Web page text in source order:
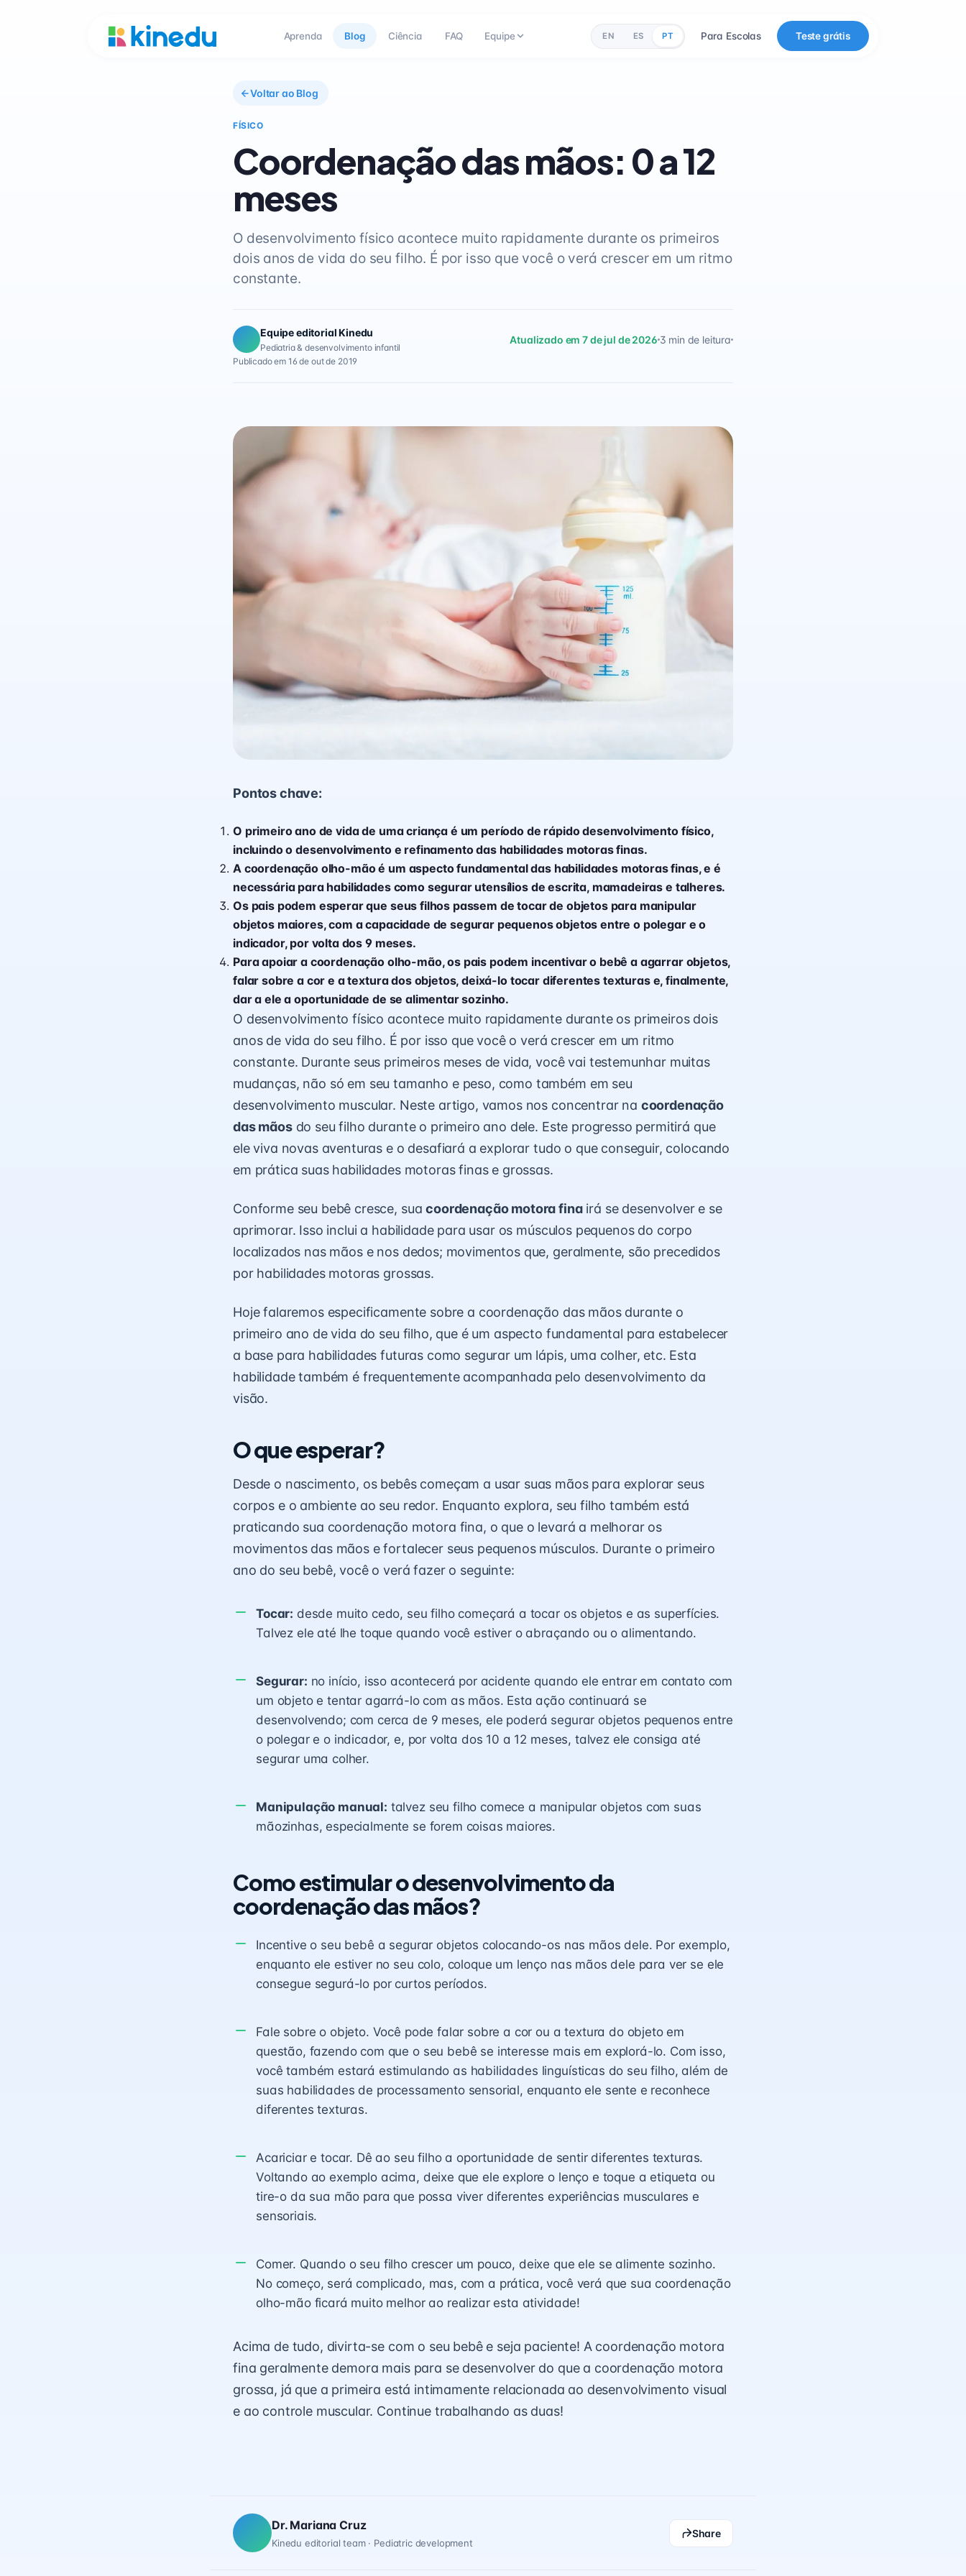
Aprenda Blog Ciência FAQ Equipe EN ES PT Para Escolas Teste grátis
Voltar ao Blog
FÍSICO
Coordenação das mãos: 0 a 12
meses
O desenvolvimento físico acontece muito rapidamente durante os primeiros
dois anos de vida do seu filho. É por isso que você o verá crescer em um ritmo
constante.
Equipe editorial Kinedu
Pediatria & desenvolvimento infantil
Atualizado em 7 de jul de 2026 3 min de leitura
Publicado em 16 de out de 2019
Pontos chave:
O primeiro ano de vida de uma criança é um período de rápido desenvolvimento físico,
incluindo o desenvolvimento e refinamento das habilidades motoras finas.
A coordenação olho-mão é um aspecto fundamental das habilidades motoras finas, e é
necessária para habilidades como segurar utensílios de escrita, mamadeiras e talheres.
Os pais podem esperar que seus filhos passem de tocar de objetos para manipular
objetos maiores, com a capacidade de segurar pequenos objetos entre o polegar e o
indicador, por volta dos 9 meses.
Para apoiar a coordenação olho-mão, os pais podem incentivar o bebê a agarrar objetos,
falar sobre a cor e a textura dos objetos, deixá-lo tocar diferentes texturas e, finalmente,
dar a ele a oportunidade de se alimentar sozinho.
O desenvolvimento físico acontece muito rapidamente durante os primeiros dois
anos de vida do seu filho. É por isso que você o verá crescer em um ritmo
constante. Durante seus primeiros meses de vida, você vai testemunhar muitas
mudanças, não só em seu tamanho e peso, como também em seu
desenvolvimento muscular. Neste artigo, vamos nos concentrar na coordenação
das mãosdo seu filho durante o primeiro ano dele. Este progresso permitirá que
ele viva novas aventuras e o desafiará a explorar tudo o que conseguir, colocando
em prática suas habilidades motoras finas e grossas.
Conforme seu bebê cresce, suacoordenação motora finairá se desenvolver e se
aprimorar. Isso inclui a habilidade para usar os músculos pequenos do corpo
localizados nas mãos e nos dedos; movimentos que, geralmente, são precedidos
por habilidades motoras grossas.
Hoje falaremos especificamente sobre a coordenação das mãos durante o
primeiro ano de vida do seu filho, que é um aspecto fundamental para estabelecer
a base para habilidades futuras como segurar um lápis, uma colher, etc. Esta
habilidade também é frequentemente acompanhada pelo desenvolvimento da
visão.
O que esperar?
Desde o nascimento, os bebês começam a usar suas mãos para explorar seus
corpos e o ambiente ao seu redor. Enquanto explora, seu filho também está
praticando sua coordenação motora fina, o que o levará a melhorar os
movimentos das mãos e fortalecer seus pequenos músculos. Durante o primeiro
ano do seu bebê, você o verá fazer o seguinte:
Tocar: desde muito cedo, seu filho começará a tocar os objetos e as superfícies.
Talvez ele até lhe toque quando você estiver o abraçando ou o alimentando.
Segurar: no início, isso acontecerá por acidente quando ele entrar em contato com
um objeto e tentar agarrá-lo com as mãos. Esta ação continuará se
desenvolvendo; com cerca de 9 meses, ele poderá segurar objetos pequenos entre
o polegar e o indicador, e, por volta dos 10 a 12 meses, talvez ele consiga até
segurar uma colher.
Manipulação manual: talvez seu filho comece a manipular objetos com suas
mãozinhas, especialmente se forem coisas maiores.
Como estimular o desenvolvimento da
coordenação das mãos?
Incentive o seu bebê a segurar objetos colocando-os nas mãos dele. Por exemplo,
enquanto ele estiver no seu colo, coloque um lenço nas mãos dele para ver se ele
consegue segurá-lo por curtos períodos.
Fale sobre o objeto. Você pode falar sobre a cor ou a textura do objeto em
questão, fazendo com que o seu bebê se interesse mais em explorá-lo. Com isso,
você também estará estimulando as habilidades linguísticas do seu filho, além de
suas habilidades de processamento sensorial, enquanto ele sente e reconhece
diferentes texturas.
Acariciar e tocar. Dê ao seu filho a oportunidade de sentir diferentes texturas.
Voltando ao exemplo acima, deixe que ele explore o lenço e toque a etiqueta ou
tire-o da sua mão para que possa viver diferentes experiências musculares e
sensoriais.
Comer. Quando o seu filho crescer um pouco, deixe que ele se alimente sozinho.
No começo, será complicado, mas, com a prática, você verá que sua coordenação
olho-mão ficará muito melhor ao realizar esta atividade!
Acima de tudo, divirta-se com o seu bebê e seja paciente! A coordenação motora
fina geralmente demora mais para se desenvolver do que a coordenação motora
grossa, já que a primeira está intimamente relacionada ao desenvolvimento visual
e ao controle muscular. Continue trabalhando as duas!
Dr. Mariana Cruz
Kinedu editorial team · Pediatric development
Share